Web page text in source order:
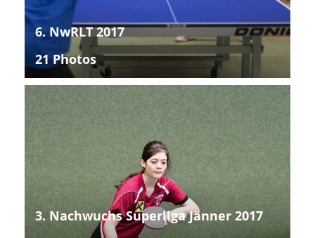
6. NwRLT 2017
21 Photos
3. Nachwuchs Superliga Jänner 2017